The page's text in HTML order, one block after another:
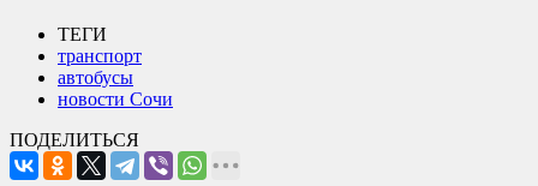
ТЕГИ
транспорт
автобусы
новости Сочи
ПОДЕЛИТЬСЯ